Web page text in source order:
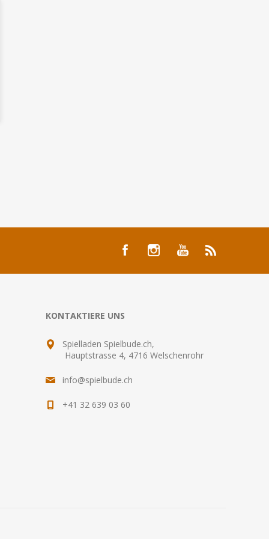
KONTAKTIERE UNS
Spielladen Spielbude.ch,
Hauptstrasse 4, 4716 Welschenrohr
info@spielbude.ch
+41 32 639 03 60